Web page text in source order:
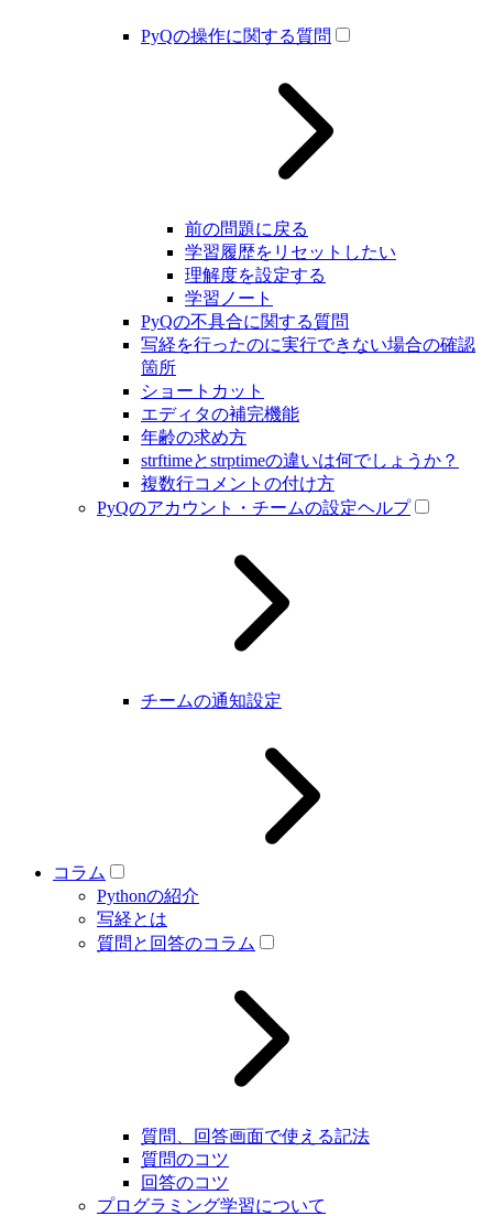
PyQの操作に関する質問
前の問題に戻る
学習履歴をリセットしたい
理解度を設定する
学習ノート
PyQの不具合に関する質問
写経を行ったのに実行できない場合の確認
箇所
ショートカット
エディタの補完機能
年齢の求め方
strftimeとstrptimeの違いは何でしょうか？
複数行コメントの付け方
PyQのアカウント・チームの設定ヘルプ
チームの通知設定
コラム
Pythonの紹介
写経とは
質問と回答のコラム
質問、回答画面で使える記法
質問のコツ
回答のコツ
プログラミング学習について